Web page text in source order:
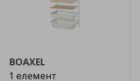
BOAXEL
1 елемент